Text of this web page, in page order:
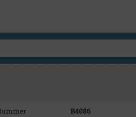
B4086